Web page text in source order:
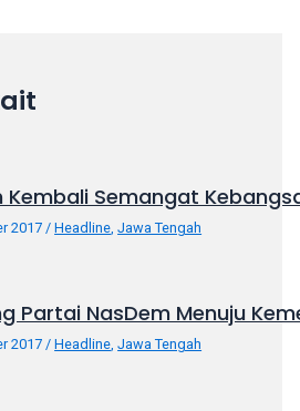
Kembali Semangat
2017/Headline,Jawa Tengah
Partai NasDem Menuju
2017/Headline,Jawa Tengah